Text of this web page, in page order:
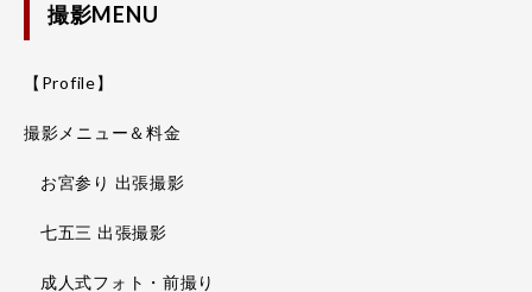
撮影MENU
【Profile】
撮影メニュー＆料金
お宮参り 出張撮影
七五三 出張撮影
成人式フォト・前撮り